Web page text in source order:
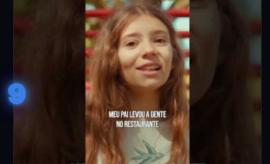
9